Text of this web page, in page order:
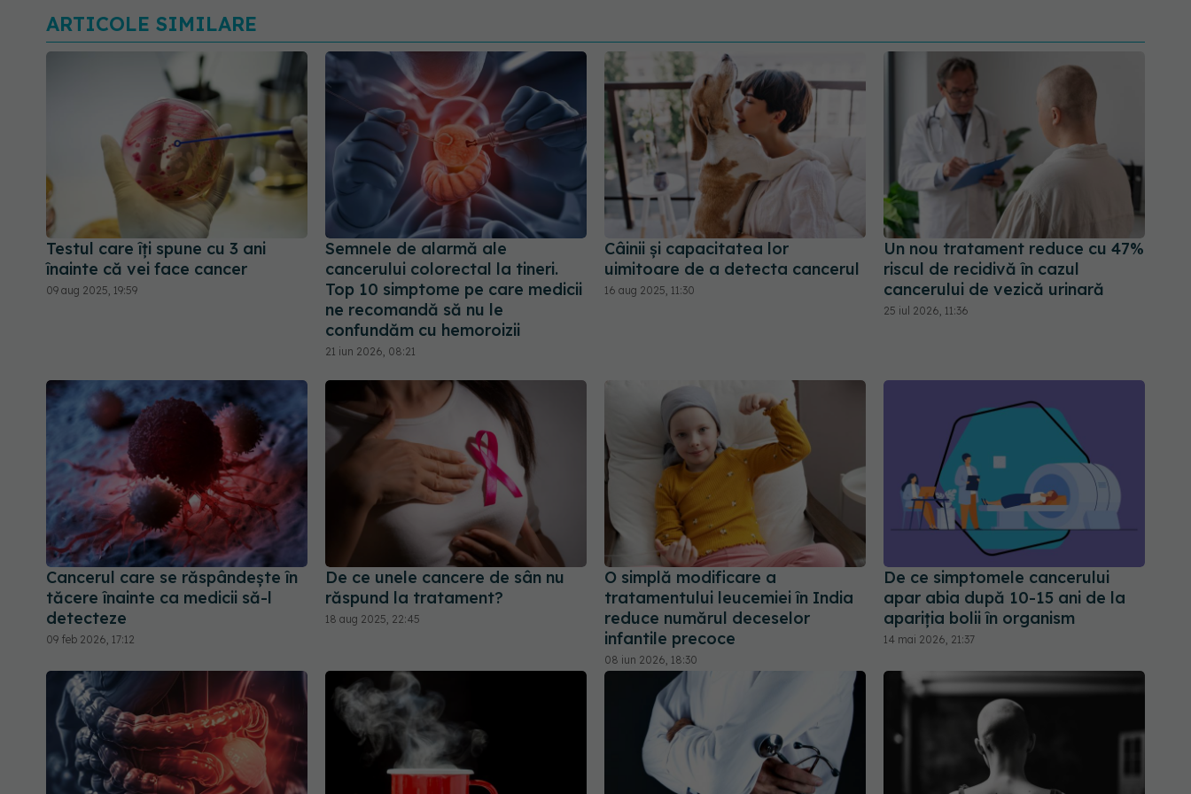
ARTICOLE SIMILARE
Testul care îți spune cu 3 ani
înainte că vei face cancer
09 aug 2025, 19:59
Semnele de alarmă ale
cancerului colorectal la tineri.
Top 10 simptome pe care medicii
ne recomandă să nu le
confundăm cu hemoroizii
21 iun 2026, 08:21
Câinii și capacitatea lor
uimitoare de a detecta cancerul
16 aug 2025, 11:30
Un nou tratament reduce cu 47%
riscul de recidivă în cazul
cancerului de vezică urinară
25 iul 2026, 11:36
Cancerul care se răspândește în
tăcere înainte ca medicii să-l
detecteze
09 feb 2026, 17:12
De ce unele cancere de sân nu
răspund la tratament?
18 aug 2025, 22:45
O simplă modificare a
tratamentului leucemiei în India
reduce numărul deceselor
infantile precoce
08 iun 2026, 18:30
De ce simptomele cancerului
apar abia după 10-15 ani de la
apariția bolii în organism
14 mai 2026, 21:37